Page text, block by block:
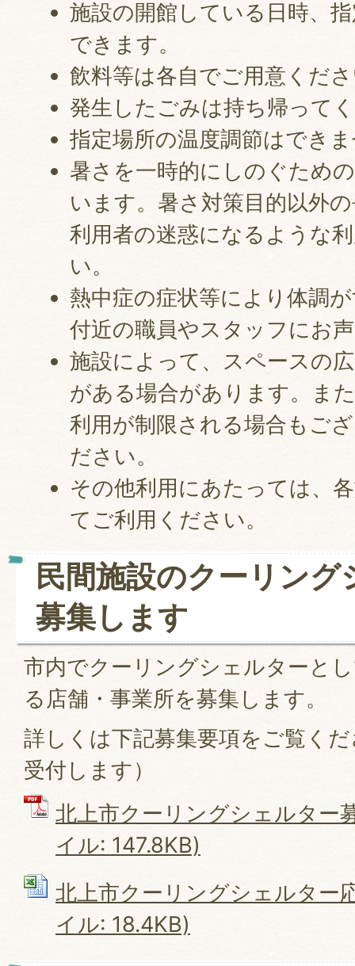
施設の開館している日時、
できます。
飲料等は各自でご用意くだ
発生したごみは持ち帰って
指定場所の温度調節はでき
暑さを一時的にしのぐため
います。暑さ対策目的以外
利用者の迷惑になるような
い。
熱中症の症状等により体調
付近の職員やスタッフにお
施設によって、スペースの
がある場合があります。ま
利用が制限される場合もご
ださい。
その他利用にあたっては、
てご利用ください。
民間施設のクーリング
募集します
市内でクーリングシェルターと
る店舗・事業所を募集します。
詳しくは下記募集要項をご覧く
受付します）
北上市クーリングシェルター
イル: 147.8KB)
北上市クーリングシェルター
イル: 18.4KB)